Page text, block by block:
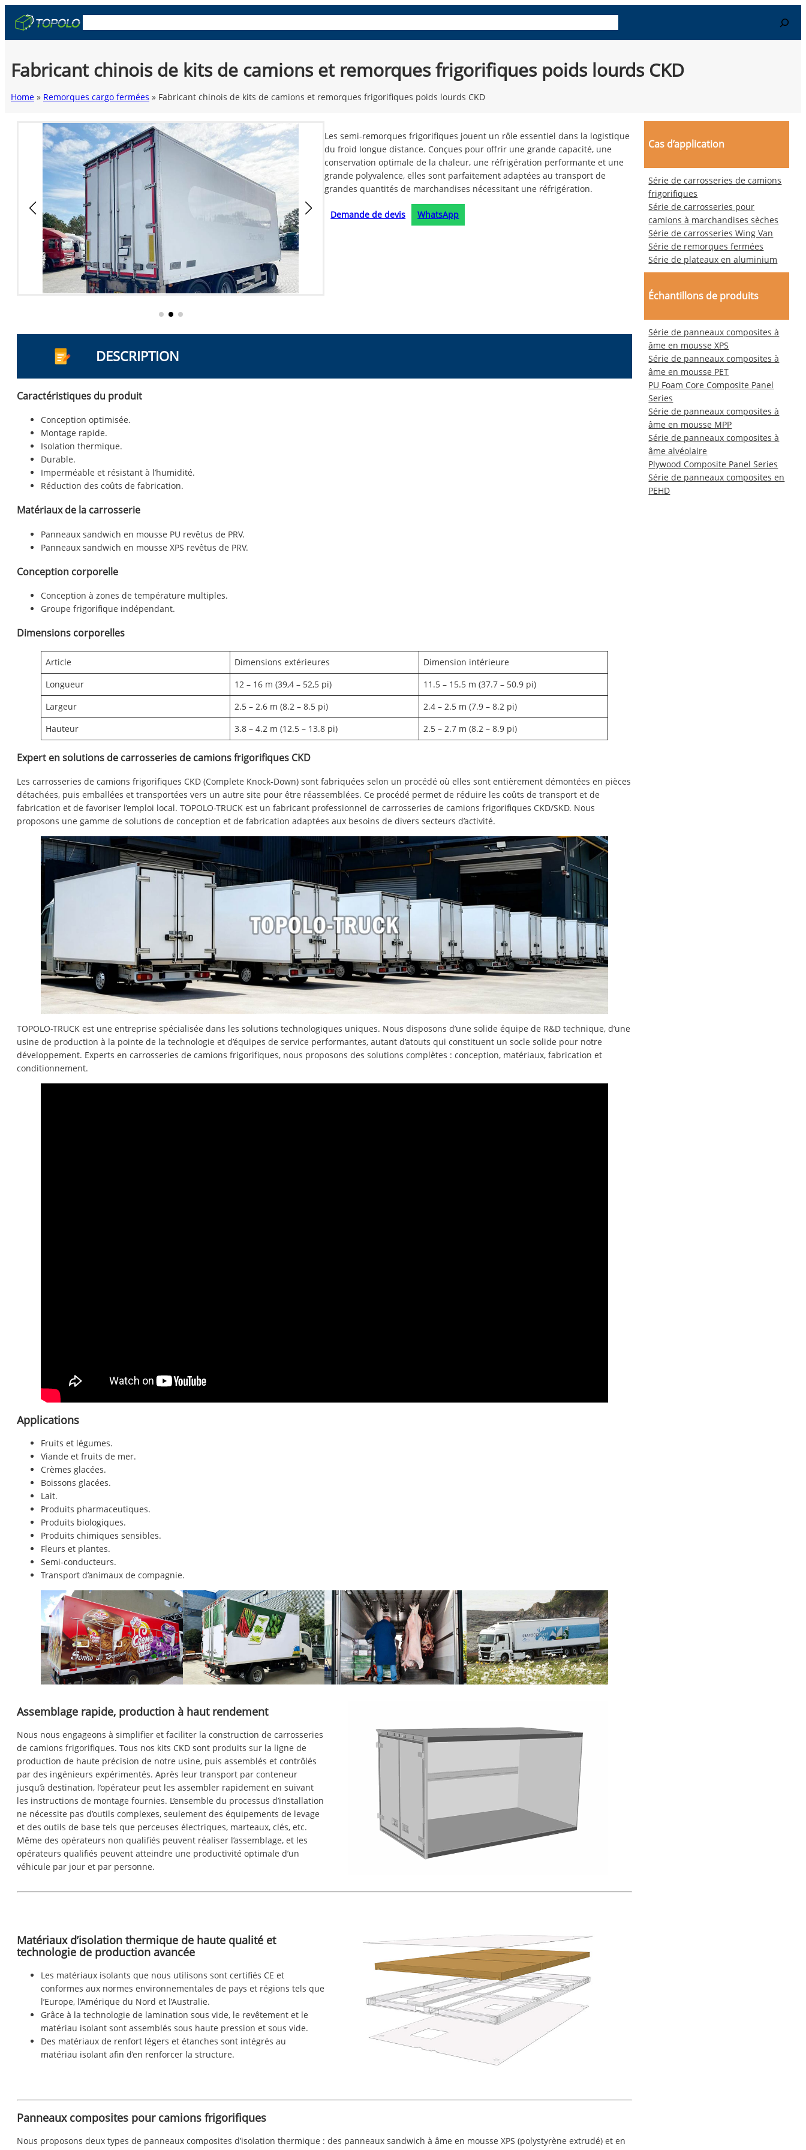
Search
Fabricant chinois de kits de camions et remorques frigorifiques poids lourds CKD
Home » Remorques cargo fermées » Fabricant chinois de kits de camions et remorques frigorifiques poids lourds CKD
Les semi-remorques frigorifiques jouent un rôle essentiel dans la logistique
du froid longue distance. Conçues pour offrir une grande capacité, une
conservation optimale de la chaleur, une réfrigération performante et une
grande polyvalence, elles sont parfaitement adaptées au transport de
grandes quantités de marchandises nécessitant une réfrigération.
Demande de devis WhatsApp
DESCRIPTION
Caractéristiques du produit
Conception optimisée.
Montage rapide.
Isolation thermique.
Durable.
Imperméable et résistant à l’humidité.
Réduction des coûts de fabrication.
Matériaux de la carrosserie
Panneaux sandwich en mousse PU revêtus de PRV.
Panneaux sandwich en mousse XPS revêtus de PRV.
Conception corporelle
Conception à zones de température multiples.
Groupe frigorifique indépendant.
Dimensions corporelles
Article Dimensions extérieures
Dimension intérieure
Longueur
12 – 16 m (39,4 – 52,5 pi)
11.5 – 15.5 m (37.7 – 50.9 pi)
Largeur
2.5 – 2.6 m (8.2 – 8.5 pi)
2.4 – 2.5 m (7.9 – 8.2 pi)
Hauteur
3.8 – 4.2 m (12.5 – 13.8 pi) 2.5 – 2.7 m (8.2 – 8.9 pi)
Expert en solutions de carrosseries de camions frigorifiques CKD
Les carrosseries de camions frigorifiques CKD (Complete Knock-Down) sont fabriquées selon un procédé où elles sont entièrement démontées en pièces
détachées, puis emballées et transportées vers un autre site pour être réassemblées. Ce procédé permet de réduire les coûts de transport et de
fabrication et de favoriser l’emploi local. TOPOLO-TRUCK est un fabricant professionnel de carrosseries de camions frigorifiques CKD/SKD. Nous
proposons une gamme de solutions de conception et de fabrication adaptées aux besoins de divers secteurs d’activité.
TOPOLO-TRUCK est une entreprise spécialisée dans les solutions technologiques uniques. Nous disposons d’une solide équipe de R&D technique, d’une
usine de production à la pointe de la technologie et d’équipes de service performantes, autant d’atouts qui constituent un socle solide pour notre
développement. Experts en carrosseries de camions frigorifiques, nous proposons des solutions complètes : conception, matériaux, fabrication et
conditionnement.
Applications
Fruits et légumes.
Viande et fruits de mer.
Crèmes glacées.
Boissons glacées.
Lait.
Produits pharmaceutiques.
Produits biologiques.
Produits chimiques sensibles.
Fleurs et plantes.
Semi-conducteurs.
Transport d’animaux de compagnie.
Assemblage rapide, production à haut rendement
Nous nous engageons à simplifier et faciliter la construction de carrosseries
de camions frigorifiques. Tous nos kits CKD sont produits sur la ligne de
production de haute précision de notre usine, puis assemblés et contrôlés
par des ingénieurs expérimentés. Après leur transport par conteneur
jusqu’à destination, l’opérateur peut les assembler rapidement en suivant
les instructions de montage fournies. L’ensemble du processus d’installation
ne nécessite pas d’outils complexes, seulement des équipements de levage
et des outils de base tels que perceuses électriques, marteaux, clés, etc.
Même des opérateurs non qualifiés peuvent réaliser l’assemblage, et les
opérateurs qualifiés peuvent atteindre une productivité optimale d’un
véhicule par jour et par personne.
Matériaux d’isolation thermique de haute qualité et
technologie de production avancée
Les matériaux isolants que nous utilisons sont certifiés CE et
conformes aux normes environnementales de pays et régions tels que
l’Europe, l’Amérique du Nord et l’Australie.
Grâce à la technologie de lamination sous vide, le revêtement et le
matériau isolant sont assemblés sous haute pression et sous vide.
Des matériaux de renfort légers et étanches sont intégrés au
matériau isolant afin d’en renforcer la structure.
Panneaux composites pour camions frigorifiques
Nous proposons deux types de panneaux composites d’isolation thermique : des panneaux sandwich à âme en mousse XPS (polystyrène extrudé) et en
Cas d’application
Série de carrosseries de camions
frigorifiques
Série de carrosseries pour
camions à marchandises sèches
Série de carrosseries Wing Van
Série de remorques fermées
Série de plateaux en aluminium
Échantillons de produits
Série de panneaux composites à
âme en mousse XPS
Série de panneaux composites à
âme en mousse PET
PU Foam Core Composite Panel
Series
Série de panneaux composites à
âme en mousse MPP
Série de panneaux composites à
âme alvéolaire
Plywood Composite Panel Series
Série de panneaux composites en
PEHD